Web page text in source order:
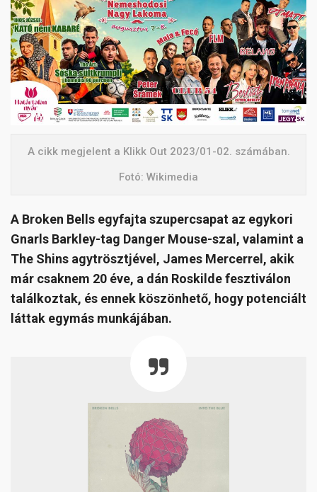
A cikk megjelent a Klikk Out 2023/01-02. számában.
Fotó: Wikimedia
A Broken Bells egyfajta szupercsapat az egykori
Gnarls Barkley-tag Danger Mouse-szal, valamint a
The Shins agytrösztjével, James Mercerrel, akik
már csaknem 20 éve, a dán Roskilde fesztiválon
találkoztak, és ennek köszönhető, hogy potenciált
láttak egymás munkájában.